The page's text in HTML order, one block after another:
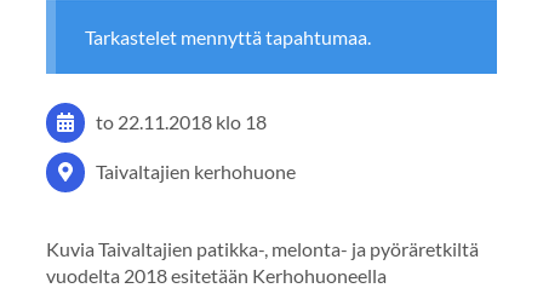
Tarkastelet mennyttä tapahtumaa.
to 22.11.2018 klo 18
Taivaltajien kerhohuone
Kuvia Taivaltajien patikka-, melonta- ja pyöräretkiltä
vuodelta 2018 esitetään Kerhohuoneella